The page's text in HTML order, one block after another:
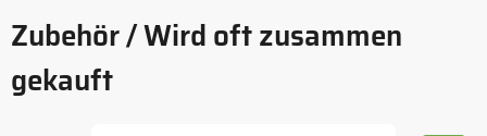
Zubehör / Wird oft zusammen
gekauft